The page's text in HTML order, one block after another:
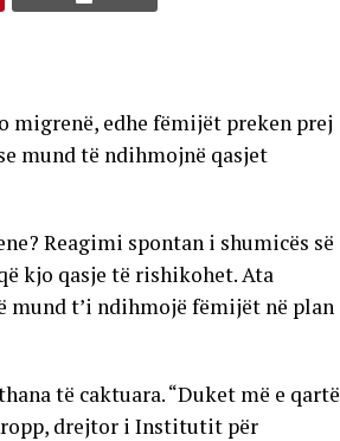
migrenë, edhe fëmijët preken prej
mund të ndihmojnë qasjet
Reagimi spontan i shumicës së
kjo qasje të rishikohet. Ata
mund t’i ndihmojë fëmijët në plan
të caktuara. “Duket më e qartë
drejtor i Institutit për